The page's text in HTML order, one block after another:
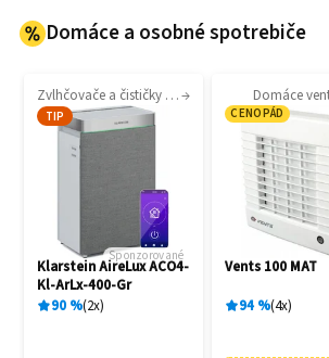
Domáce a osobné spotrebiče
Zvlhčovače a čističky vzduchu
TIP
Sponzorované
Klarstein AireLux ACO4-
Kl-ArLx-400-Gr
90% 2x
Domáce
CENOPÁD
Vents 100 MAT
94% 4x